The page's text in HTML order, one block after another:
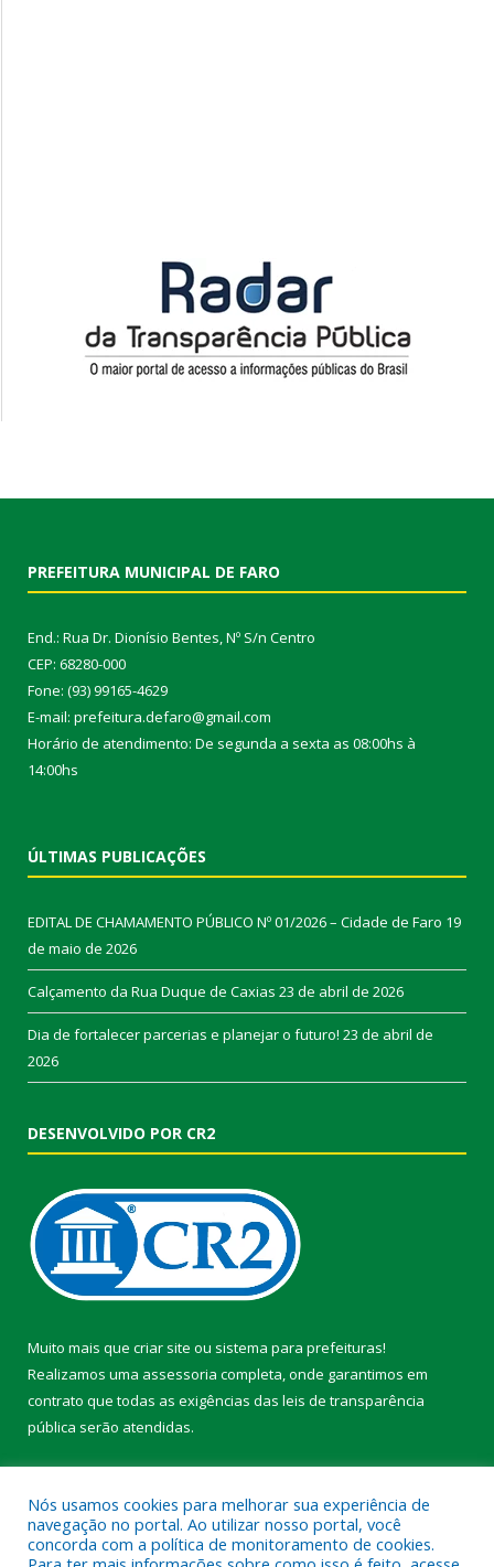
PREFEITURA MUNICIPAL DE FARO
End.: Rua Dr. Dionísio Bentes, Nº S/n Centro
CEP: 68280-000
Fone: (93) 99165-4629
E-mail: prefeitura.defaro@gmail.com
Horário de atendimento: De segunda a sexta as 08:00hs à
14:00hs
ÚLTIMAS PUBLICAÇÕES
EDITAL DE CHAMAMENTO PÚBLICO Nº 01/2026 – Cidade de Faro 19
de maio de 2026
Calçamento da Rua Duque de Caxias 23 de abril de 2026
Dia de fortalecer parcerias e planejar o futuro! 23 de abril de
2026
DESENVOLVIDO POR CR2
Muito mais que criar site ou sistema para prefeituras!
Realizamos uma assessoria completa, onde garantimos em
contrato que todas as exigências das leis de transparência
pública serão atendidas.
Nós usamos cookies para melhorar sua experiência de
navegação no portal. Ao utilizar nosso portal, você
concorda com a política de monitoramento de cookies.